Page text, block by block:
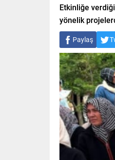
Etkinliğe
yönelik
Paylaş